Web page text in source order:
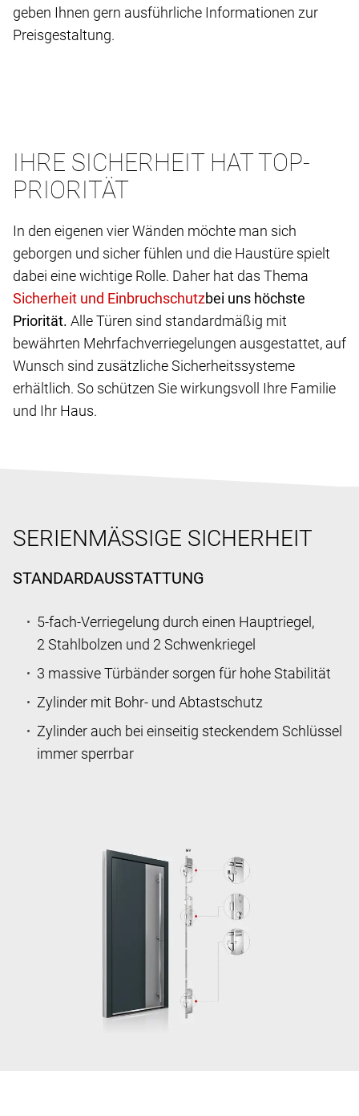
geben Ihnen gern ausführliche Informationen zur
Preisgestaltung.
IHRE SICHERHEIT HAT TOP-
PRIORITÄT
In den eigenen vier Wänden möchte man sich
geborgen und sicher fühlen und die Haustüre spielt
dabei eine wichtige Rolle. Daher hat das Thema
bei uns höchste
Priorität. Alle Türen sind standardmäßig mit
bewährten Mehrfachverriegelungen ausgestattet, auf
Wunsch sind zusätzliche Sicherheitssysteme
erhältlich. So schützen Sie wirkungsvoll Ihre Familie
und Ihr Haus.
SERIENMÄSSIGE SICHERHEIT
STANDARDAUSSTATTUNG
5-fach-Verriegelung durch einen Hauptriegel,
2 Stahlbolzen und 2 Schwenkriegel
3 massive Türbänder sorgen für hohe Stabilität
Zylinder mit Bohr- und Abtastschutz
Zylinder auch bei einseitig steckendem Schlüssel
immer sperrbar